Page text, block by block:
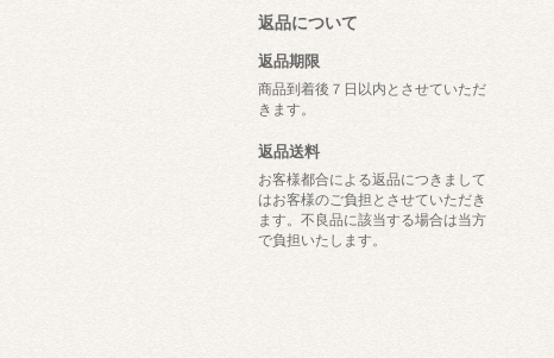
返品について
返品期限
商品到着後７日以内とさせていただ
きます。
返品送料
お客様都合による返品につきまして
はお客様のご負担とさせていただき
ます。不良品に該当する場合は当方
で負担いたします。